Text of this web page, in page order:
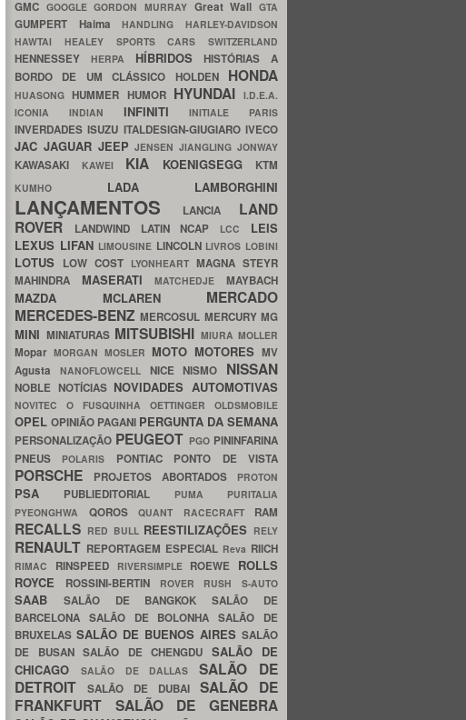
GMC GOOGLEGORDON MURRAY Great WallGTA
GUMPERT HaimaHANDLINGHARLEY-DAVIDSON
HAWTAI HEALEY SPORTS CARS SWITZERLAND
HENNESSEY HERPA HÍBRIDOSHISTÓRIAS A
BORDO DE UM CLÁSSICO HOLDEN HONDA
HUASONGHUMMER HUMOR HYUNDAI I.D.E.A.
ICONIA INDIAN INFINITIINITIALE PARIS
INVERDADESISUZU ITALDESIGN-GIUGIAROIVECO
JAC JAGUAR JEEPJENSENJIANGLINGJONWAY
KAWASAKI KAWEI KIA KOENIGSEGG KTM
KUMHO LADA LAMBORGHINI
LANÇAMENTOS LANCIA LAND
ROVER
LANDWIND LATIN NCAP LCC LEIS
LEXUS LIFAN LIMOUSINE LINCOLN LIVROS LOBINI
LOTUS LOW COST LYONHEART MAGNA STEYR
MAHINDRA MASERATIMATCHEDJEMAYBACH
MAZDA MCLAREN MERCADO
MERCEDES-BENZMERCOSUL MERCURYMG
MINI MINIATURAS MITSUBISHI MIURA MOLLER
Mopar MORGAN MOSLER MOTO MOTORES MV
Agusta NANOFLOWCELL NICENISMO NISSAN
NOBLE NOTÍCIAS NOVIDADES AUTOMOTIVAS
NOVITEC O FUSQUINHA OETTINGER OLDSMOBILE
OPEL OPINIÃO PAGANI PERGUNTA DA SEMANA
PERSONALIZAÇÃO PEUGEOT PGO PININFARINA
PNEUS
POLARIS PONTIAC PONTO DE VISTA
PORSCHE PROJETOS ABORTADOS PROTON
PSA PUBLIEDITORIAL PUMA PURITALIA
PYEONGHWA QOROS QUANT RACECRAFT RAM
RECALLS RED BULL REESTILIZAÇÕES RELY
RENAULT REPORTAGEM ESPECIAL Reva RIICH
RIMAC RINSPEED RIVERSIMPLE ROEWE ROLLS
ROYCE
ROSSINI-BERTIN ROVER RUSH S-AUTO
SAAB SALÃO DE BANGKOKSALÃO DE
BARCELONA SALÃO DE BOLONHASALÃO DE
BRUXELAS SALÃO DE BUENOS AIRES SALÃO
DE BUSAN SALÃO DE CHENGDU SALÃO DE
CHICAGO
SALÃO DE DALLASSALÃO DE
DETROIT
SALÃO DE DUBAI SALÃO DE
FRANKFURT SALÃO DE GENEBRA